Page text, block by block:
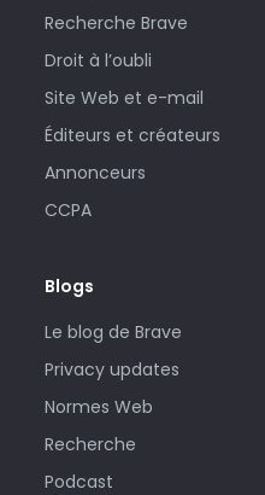
Recherche Brave
Droit à l’oubli
Site Web et e-mail
Éditeurs et créateurs
Annonceurs
CCPA
Blogs
Le blog de Brave
Privacy updates
Normes Web
Recherche
Podcast